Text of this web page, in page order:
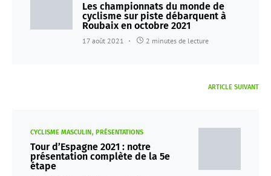
Les championnats du monde de
cyclisme sur piste débarquent à
Roubaix en octobre 2021
17 août 2021 2 minutes de lecture
ARTICLE SUIVANT
CYCLISME MASCULIN PRÉSENTATIONS
Tour d’Espagne 2021 : notre
présentation complète de la 5e
étape